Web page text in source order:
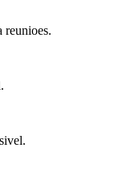
reunioes.